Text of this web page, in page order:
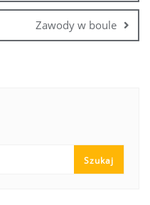
Zawody w boule
Szukaj